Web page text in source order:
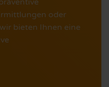
oder
bieten Ihnen eine